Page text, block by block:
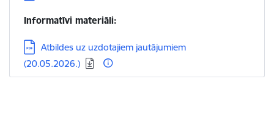
Informatīvi materiāli:
Lejupielādēt:
Atbildes uz uzdotajiem jautājumiem
(20.05.2026.)